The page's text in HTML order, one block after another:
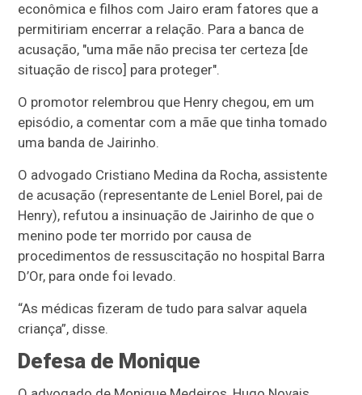
econômica e filhos com Jairo eram fatores que a
permitiriam encerrar a relação. Para a banca de
acusação, "uma mãe não precisa ter certeza [de
situação de risco] para proteger".
O promotor relembrou que Henry chegou, em um
episódio, a comentar com a mãe que tinha tomado
uma banda de Jairinho.
O advogado Cristiano Medina da Rocha, assistente
de acusação (representante de Leniel Borel, pai de
Henry), refutou a insinuação de Jairinho de que o
menino pode ter morrido por causa de
procedimentos de ressuscitação no hospital Barra
D’Or, para onde foi levado.
“As médicas fizeram de tudo para salvar aquela
criança”, disse.
Defesa de Monique